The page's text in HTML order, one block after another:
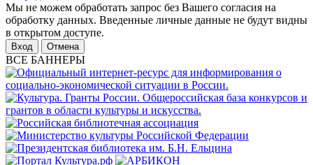
Мы не можем обработать запрос без Вашего согласия на
обработку данных. Введенные личные данные не будут видны
в открытом доступе.
Отмена
ВСЕ БАННЕРЫ